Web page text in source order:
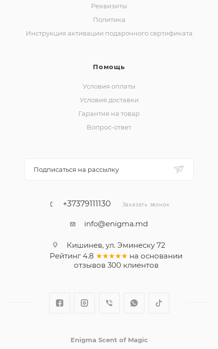
Реквизиты
Политика
Инструкция активации подарочного сертификата
Помощь
Условия оплаты
Условия доставки
Гарантия на товар
Вопрос-ответ
Подписаться на рассылку
+37379111130 Заказать звонок
info@enigma.md
Кишинев, ул. Эминеску 72
Рейтинг 4.8 ★★★★★ на основании
отзывов 300клиентов
Enigma Scent of Magic